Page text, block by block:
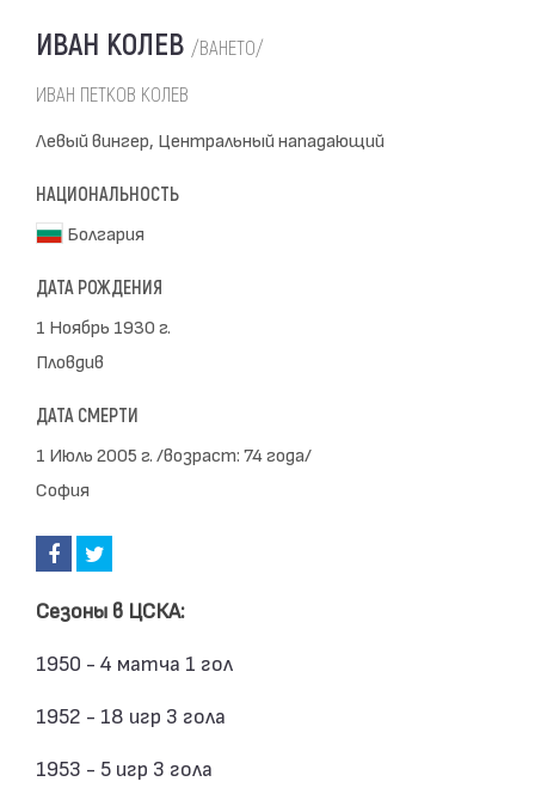
ИВАН КОЛЕВ /ВАНЕТО/
ИВАН ПЕТКОВ КОЛЕВ
Левый вингер, Центральный нападающий
НАЦИОНАЛЬНОСТЬ
Болгария
ДАТА РОЖДЕНИЯ
1 Ноябрь 1930 г.
Пловдив
ДАТА СМЕРТИ
1 Июль 2005 г. /возраст: 74 года/
София
Сезоны в ЦСКА:
1950 - 4 матча 1 гол
1952 - 18 игр 3 гола
1953 - 5 игр 3 гола